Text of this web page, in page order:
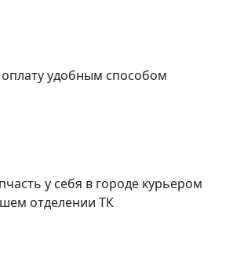
удобным способом
у себя в городе курьером
отделении ТК